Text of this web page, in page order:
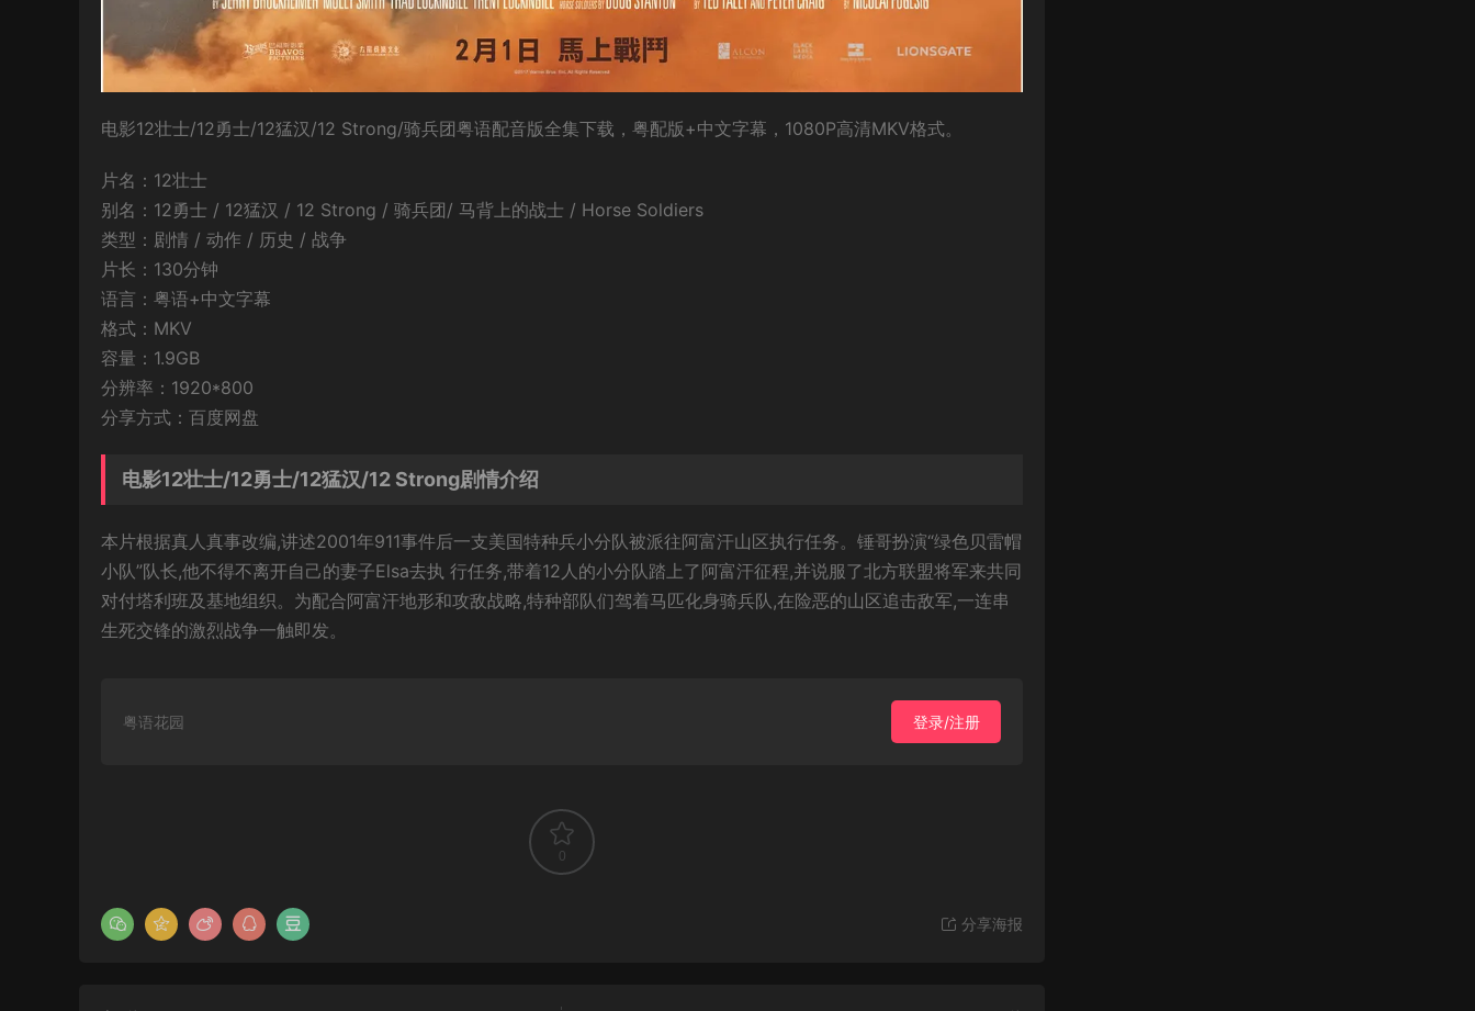
电影12壮士/12勇士/12猛汉/12 Strong/骑兵团粤语配音版全集下载，粤配版+中文字幕，1080P高清MKV格式。
片名：12壮士
别名：12勇士 / 12猛汉 / 12 Strong / 骑兵团/ 马背上的战士 / Horse Soldiers
类型：剧情 / 动作 / 历史 / 战争
片长：130分钟
语言：粤语+中文字幕
格式：MKV
容量：1.9GB
分辨率：1920*800
分享方式：百度网盘
电影12壮士/12勇士/12猛汉/12 Strong剧情介绍
本片根据真人真事改编,讲述2001年911事件后一支美国特种兵小分队被派往阿富汗山区执行任务。锤哥扮演“绿色贝雷帽
小队”队长,他不得不离开自己的妻子Elsa去执 行任务,带着12人的小分队踏上了阿富汗征程,并说服了北方联盟将军来共同
对付塔利班及基地组织。为配合阿富汗地形和攻敌战略,特种部队们驾着马匹化身骑兵队,在险恶的山区追击敌军,一连串
生死交锋的激烈战争一触即发。
粤语花园 登录/注册
0
分享海报